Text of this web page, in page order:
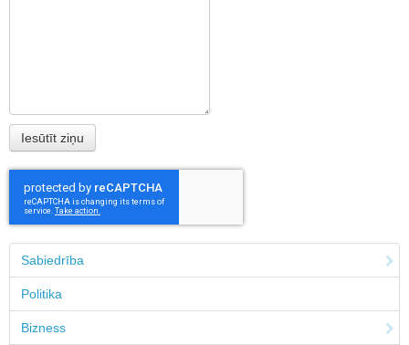
Sabiedrība
Politika
Bizness